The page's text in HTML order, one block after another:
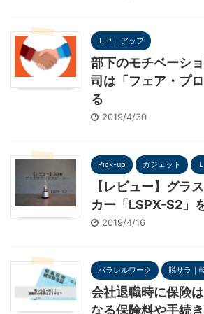
ＵＰ｜アップ
部下のモチベーシ
司は「フェア・プ
る
2019/4/30
Pick-up ガジェット
【レビュー】グラ
カー「LSPX-S2」
2019/4/16
パラレルワーク 脱サラ｜
会社退職時に保険
なる保険料や手続